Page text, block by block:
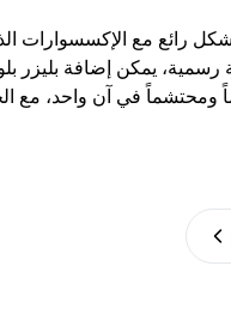
رائع مع الإكسسوارات
رسمية، يمكن إضافة بليزر
ومحتشماً في آن واحد، مع